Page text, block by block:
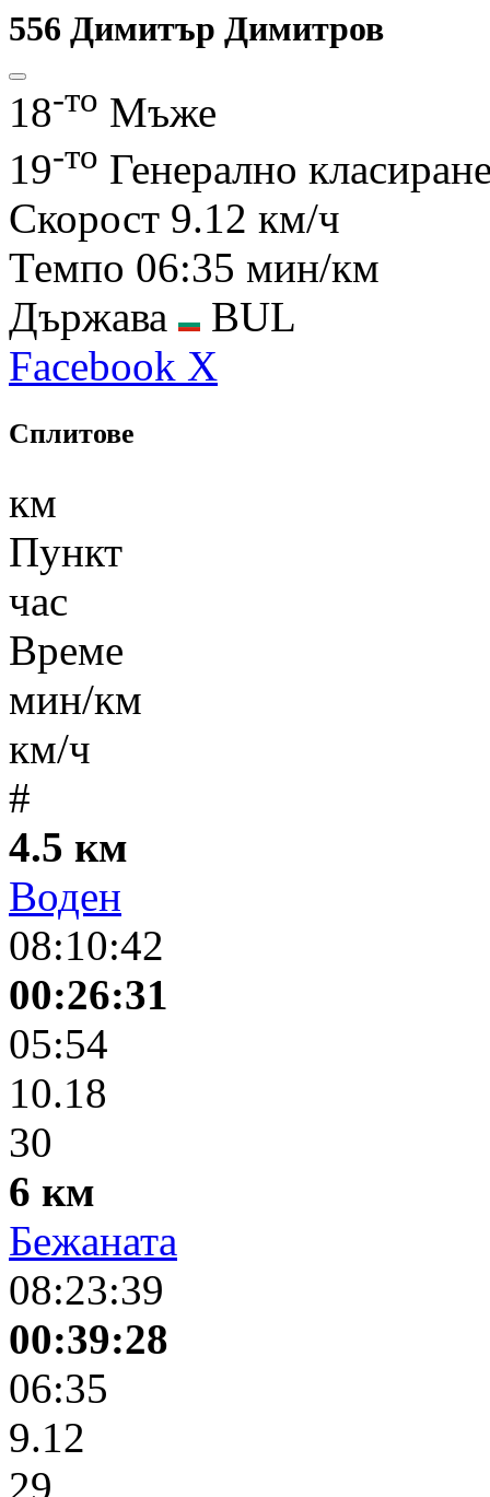
556 Димитър Димитров
18-то Мъже
19-то Генерално
Скорост 9.12 км/ч
Темпо 06:35 мин/км
Държава
BUL
Facebook X
Сплитове
км
Пункт
час
Време
мин/км
км/ч
#
4.5 км
Воден
08:10:42
00:26:31
05:54
10.18
30
6 км
Бежаната
08:23:39
00:39:28
06:35
9.12
29